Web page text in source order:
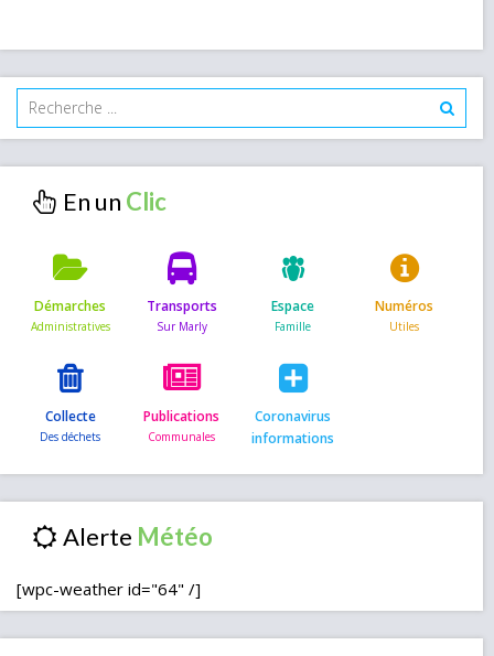
En un
Démarches Transports Espace Numéros
Collecte Publications
Coronavirus
informations
Alerte
[wpc-weather id="64" /]